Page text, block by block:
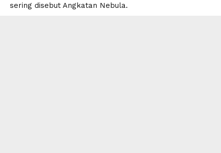
sering disebut Angkatan Nebula.